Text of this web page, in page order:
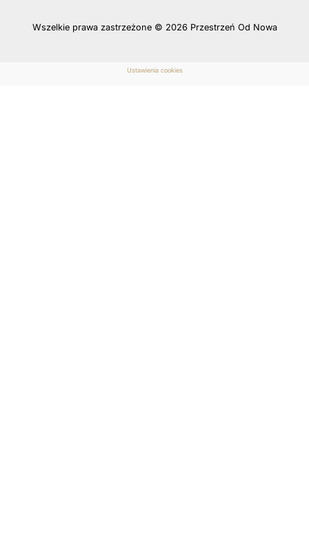
Wszelkie prawa zastrzeżone © 2026 Przestrzeń Od Nowa
Ustawienia cookies